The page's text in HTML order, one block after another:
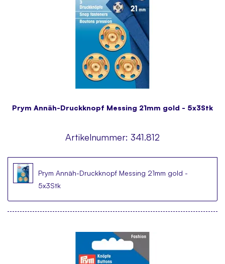
Prym Annäh-Druckknopf Messing 21mm gold - 5x3Stk
Artikelnummer: 341.812
Prym Annäh-Druckknopf Messing 21mm gold -
5x3Stk